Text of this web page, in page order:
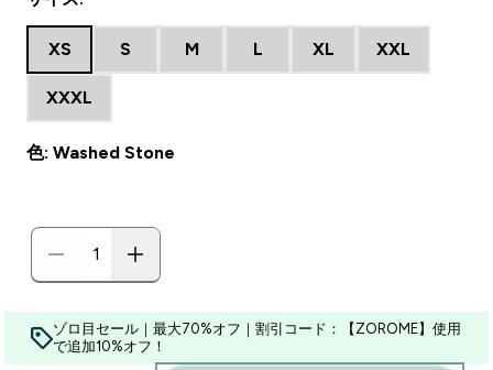
XS S M L XL XXL
XXXL
色: Washed Stone
ゾロ目セール｜最大70%オフ｜割引コード：【ZOROME】使用
で追加10%オフ！